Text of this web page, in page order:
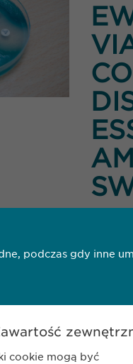
podczas gdy inne
cookie mogą być